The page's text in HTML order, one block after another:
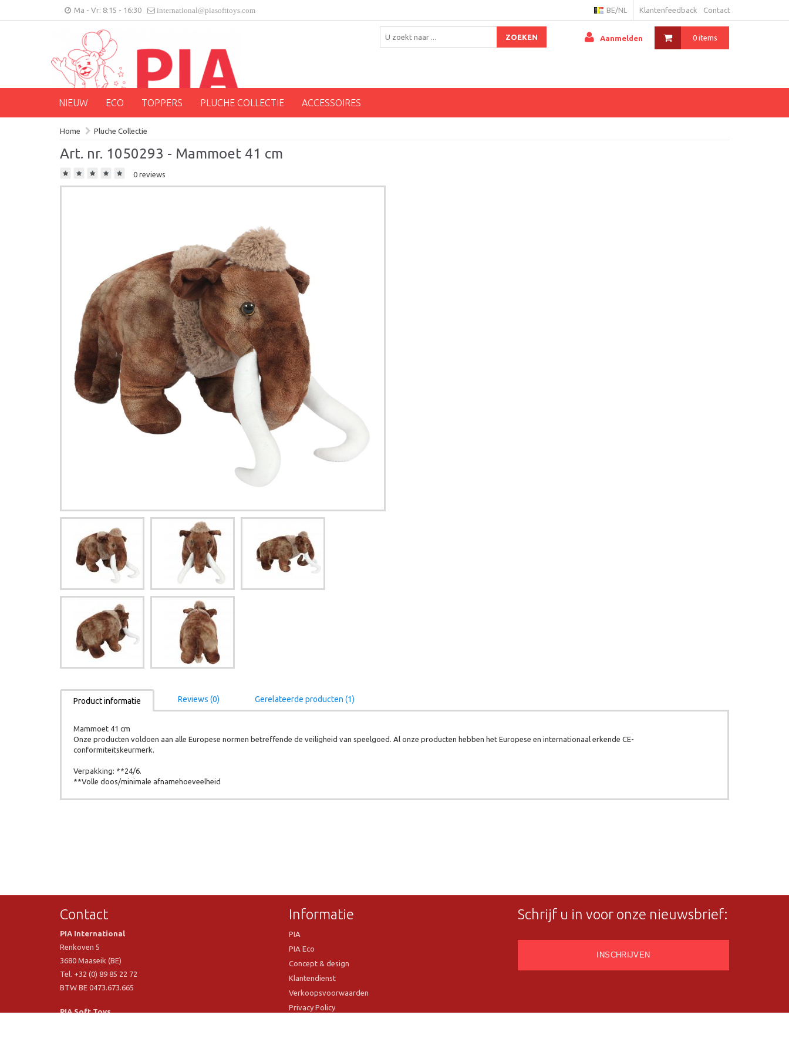
Ma - Vr: 8:15 - 16:30 international@piasofttoys.com Klantenfeedback Contact
BE/NL
0 items
Aanmelden
ZOEKEN
NIEUW ECO TOPPERS PLUCHE COLLECTIE ACCESSOIRES
Home Pluche Collectie
Art. nr. 1050293 - Mammoet 41 cm
0 reviews
Product informatie Reviews (0) Gerelateerde producten (1)
Mammoet 41 cm
Onze producten voldoen aan alle Europese normen betreffende de veiligheid van speelgoed. Al onze producten hebben het Europese en internationaal erkende CE-
conformiteitskeurmerk.
Verpakking: **24/6.
**Volle doos/minimale afnamehoeveelheid
Contact
PIA International
Renkoven 5
3680 Maaseik (BE)
Tel. +32 (0) 89 85 22 72
BTW BE 0473.673.665
PIA Soft Toys
Informatie
PIA
PIA Eco
Concept & design
Klantendienst
Verkoopsvoorwaarden
Privacy Policy
Schrijf u in voor onze nieuwsbrief: